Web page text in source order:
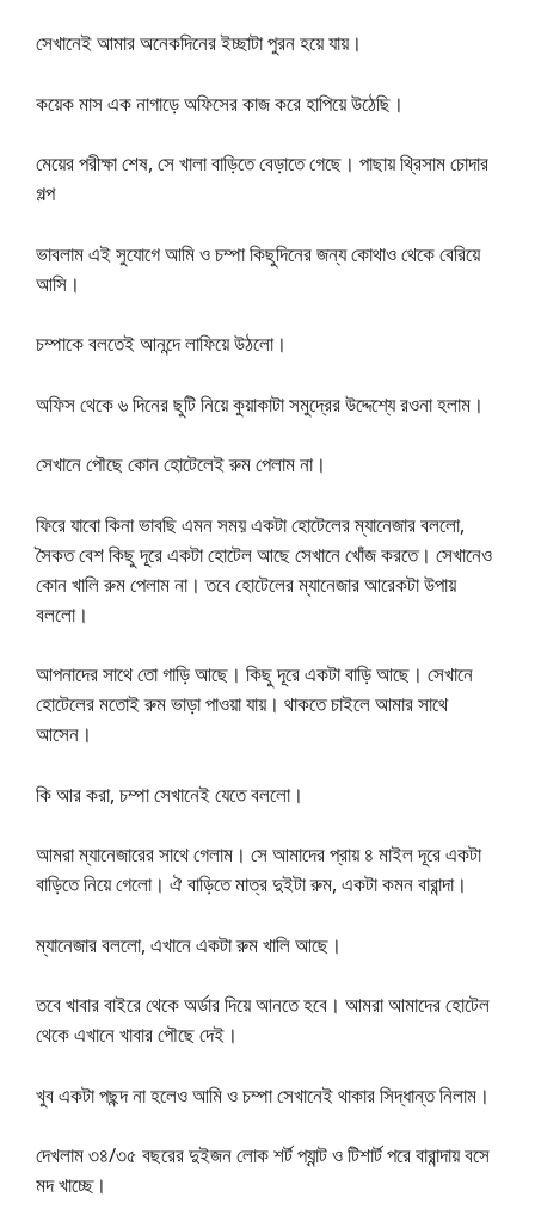
সেখানেই আমার অনেকদিনের ইচ্ছাটা পুরন হয়ে যায়।
কয়েক মাস এক নাগাড়ে অফিসের কাজ করে হাপিয়ে উঠেছি।
মেয়ের পরীক্ষা শেষ, সে খালা বাড়িতে বেড়াতে গেছে। পাছায় থ্রিসাম চোদার
গল্প
ভাবলাম এই সুযোগে আমি ও চম্পা কিছুদিনের জন্য কোথাও থেকে বেরিয়ে
আসি।
চম্পাকে বলতেই আনন্দে লাফিয়ে উঠলো।
অফিস থেকে ৬ দিনের ছুটি নিয়ে কুয়াকাটা সমুদ্রের উদ্দেশ্যে রওনা হলাম।
সেখানে পৌছে কোন হোটেলেই রুম পেলাম না।
ফিরে যাবো কিনা ভাবছি এমন সময় একটা হোটেলের ম্যানেজার বললো,
সৈকত বেশ কিছু দূরে একটা হোটেল আছে সেখানে খোঁজ করতে। সেখানেও
কোন খালি রুম পেলাম না। তবে হোটেলের ম্যানেজার আরেকটা উপায়
বললো।
আপনাদের সাথে তো গাড়ি আছে। কিছু দূরে একটা বাড়ি আছে। সেখানে
হোটেলের মতোই রুম ভাড়া পাওয়া যায়। থাকতে চাইলে আমার সাথে
আসেন।
কি আর করা, চম্পা সেখানেই যেতে বললো।
আমরা ম্যানেজারের সাথে গেলাম। সে আমাদের প্রায় ৪ মাইল দূরে একটা
বাড়িতে নিয়ে গেলো। ঐ বাড়িতে মাত্র দুইটা রুম, একটা কমন বারান্দা।
ম্যানেজার বললো, এখানে একটা রুম খালি আছে।
তবে খাবার বাইরে থেকে অর্ডার দিয়ে আনতে হবে। আমরা আমাদের হোটেল
থেকে এখানে খাবার পৌছে দেই।
খুব একটা পছন্দ না হলেও আমি ও চম্পা সেখানেই থাকার সিদ্ধান্ত নিলাম।
দেখলাম ৩৪/৩৫ বছরের দুইজন লোক শর্ট প্যান্ট ও টিশার্ট পরে বারান্দায় বসে
মদ খাচ্ছে।